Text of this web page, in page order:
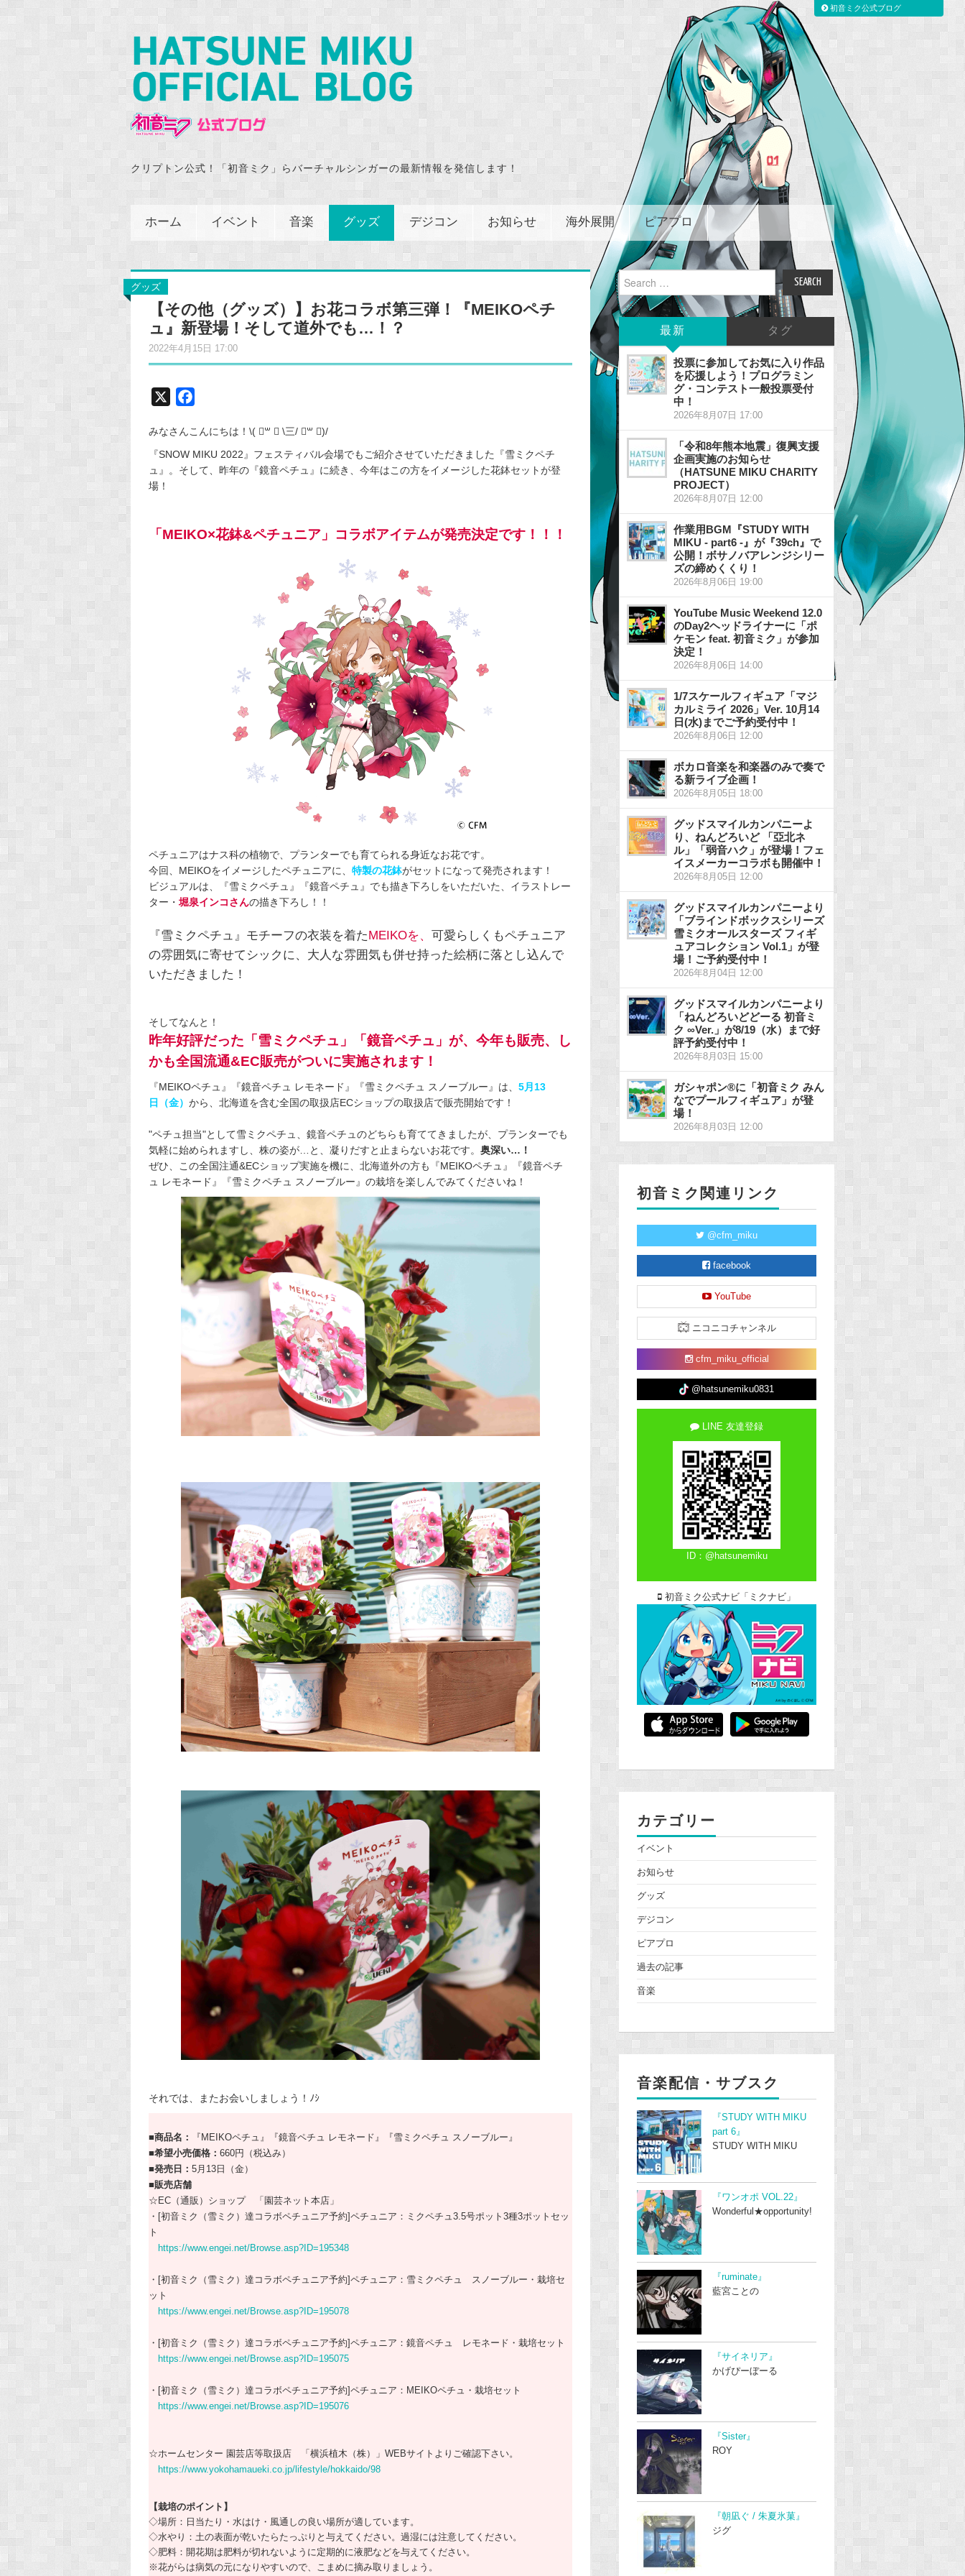
クリプトン公式！「初音ミク」らバーチャルシンガーの最新情報を発信します！
ホーム イベント 音楽 グッズ デジコン お知らせ 海外展開 ピアプロ
グッズ
【その他（グッズ）】お花コラボ第三弾！『MEIKOペチ
ュ』新登場！そして道外でも…！？
2022年4月15日 17:00
c
e
b
k
みなさんこんにちは！\( ॑꒳ ॑ \三/ ॑꒳ ॑)/
『SNOW MIKU 2022』フェスティバル会場でもご紹介させていただきました『雪ミクペチ
ュ』。そして、昨年の『鏡音ペチュ』に続き、今年はこの方をイメージした花鉢セットが登
場！
「MEIKO×花鉢&ペチュニア」コラボアイテムが発売決定です！！！
ペチュニアはナス科の植物で、プランターでも育てられる身近なお花です。
今回、MEIKOをイメージしたペチュニアに、 特製の花鉢がセットになって発売されます！
ビジュアルは、『雪ミクペチュ』『鏡音ペチュ』でも描き下ろしをいただいた、イラストレー
ター・ 堀泉インコさんの描き下ろし！！
『雪ミクペチュ』モチーフの衣装を着たMEIKOを、 可愛らしくもペチュニア
の雰囲気に寄せてシックに、大人な雰囲気も併せ持った絵柄に落とし込んで
いただきました！
そしてなんと！
昨年好評だった「雪ミクペチュ」「鏡音ペチュ」が、今年も販売、し
かも全国流通&EC販売がついに実施されます！
『MEIKOペチュ』『鏡音ペチュ レモネード』『雪ミクペチュ スノーブルー』は、 5月13
日（金） から、北海道を含む全国の取扱店ECショップの取扱店で販売開始です！
"ペチュ担当"として雪ミクペチュ、鏡音ペチュのどちらも育ててきましたが、プランターでも
気軽に始められますし、株の姿が…と、凝りだすと止まらないお花です。 奥深い…！
ぜひ、この全国注通&ECショップ実施を機に、北海道外の方も『MEIKOペチュ』『鏡音ペチ
ュ レモネード』『雪ミクペチュ スノーブルー』の栽培を楽しんでみてくださいね！
それでは、またお会いしましょう！ﾉｼ
■商品名：
『MEIKOペチュ』『鏡音ペチュ レモネード』『雪ミクペチュ スノーブルー』
■希望小売価格： 660円（税込み）
■発売日： 5月13日（金）
■販売店舗
☆EC（通販）ショップ 「園芸ネット本店」
・[初音ミク（雪ミク）達コラボペチュニア予約]ペチュニア：ミクペチュ3.5号ポット3種3ポットセッ
ト
https://www.engei.net/Browse.asp?ID=195348
・[初音ミク（雪ミク）達コラボペチュニア予約]ペチュニア：雪ミクペチュ スノーブルー・栽培セ
ット
https://www.engei.net/Browse.asp?ID=195078
・[初音ミク（雪ミク）達コラボペチュニア予約]ペチュニア：鏡音ペチュ レモネード・栽培セット
https://www.engei.net/Browse.asp?ID=195075
・[初音ミク（雪ミク）達コラボペチュニア予約]ペチュニア：MEIKOペチュ・栽培セット
https://www.engei.net/Browse.asp?ID=195076
☆ホームセンター 園芸店等取扱店 「横浜植木（株）」WEBサイトよりご確認下さい。
https://www.yokohamaueki.co.jp/lifestyle/hokkaido/98
【栽培のポイント】
◇場所：日当たり・水はけ・風通しの良い場所が適しています。
◇水やり：土の表面が乾いたらたっぷりと与えてください。過湿には注意してください。
◇肥料：開花期は肥料が切れないように定期的に液肥などを与えてください。
※花がらは病気の元になりやすいので、こまめに摘み取りましょう。
Search
for:
最新 タグ
投票に参加してお気に入り作品
を応援しよう！プログラミン
グ・コンテスト一般投票受付
中！
2026年8月07日 17:00
「令和8年熊本地震」復興支援
企画実施のお知らせ
（HATSUNE MIKU CHARITY
PROJECT）
2026年8月07日 12:00
作業用BGM『STUDY WITH
MIKU - part6 -』が『39ch』で
公開！ボサノバアレンジシリー
ズの締めくくり！
2026年8月06日 19:00
YouTube Music Weekend 12.0
のDay2ヘッドライナーに「ポ
ケモン feat. 初音ミク」が参加
決定！
2026年8月06日 14:00
1/7スケールフィギュア「マジ
カルミライ 2026」Ver. 10月14
日(水)までご予約受付中！
2026年8月06日 12:00
ボカロ音楽を和楽器のみで奏で
る新ライブ企画！
2026年8月05日 18:00
グッドスマイルカンパニーよ
り、ねんどろいど 「亞北ネ
ル」「弱音ハク」が登場！フェ
イスメーカーコラボも開催中！
2026年8月05日 12:00
グッドスマイルカンパニーより
「ブラインドボックスシリーズ
雪ミクオールスターズ フィギ
ュアコレクション Vol.1」が登
場！ご予約受付中！
2026年8月04日 12:00
グッドスマイルカンパニーより
「ねんどろいどどーる 初音ミ
ク ∞Ver.」が8/19（水）まで好
評予約受付中！
2026年8月03日 15:00
ガシャポン®に「初音ミク みん
なでプールフィギュア」が登
場！
2026年8月03日 12:00
初音ミク関連リンク
@cfm_miku
facebook
YouTube
ニコニコチャンネル
cfm_miku_official
@hatsunemiku0831
LINE 友達登録
ID：@hatsunemiku
初音ミク公式ナビ「ミクナビ」
カテゴリー
イベント
お知らせ
グッズ
デジコン
ピアプロ
過去の記事
音楽
音楽配信・サブスク
『STUDY WITH MIKU
part 6』
STUDY WITH MIKU
『ワンオポ VOL.22』
Wonderful★opportunity!
『ruminate』
藍宮ことの
『サイネリア』
かげぴーぼーる
『Sister』
ROY
『朝凪ぐ / 朱夏氷菓』
ジグ
初音ミク公式ブログ